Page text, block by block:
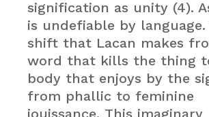
signification as unity (4).
is undefiable by language.
shift that Lacan makes
word that kills the thing
body that enjoys by the
from phallic to feminine